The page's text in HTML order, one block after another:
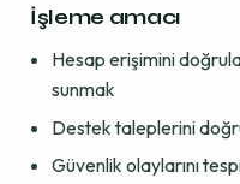
İşleme amacı
Hesap erişimini
sunmak
Destek taleplerini
Güvenlik olaylarını